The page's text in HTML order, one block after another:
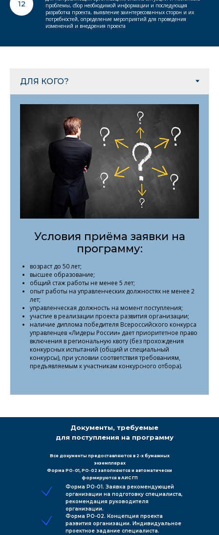
12
проблемы, сбор необходимой информации и последующая
разработка проекта, выявление заинтересованных сторон и их
потребностей, определение мероприятий для проведения
изменений и внедрения проекта
Условия приёма заявки на
программу:
возраст до 50 лет;
высшее образование;
общий стаж работы не менее 5 лет;
опыт работы на управленческих должностях не менее 2
лет;
управленческая должность на момент поступления;
участие в реализации проекта развития организации;
наличие диплома победителя Всероссийского конкурса
управленцев «Лидеры России» дает приоритетное право
включения в региональную квоту (без прохождения
конкурсных испытаний (общий и специальный
конкурсы), при условии соответствия требованиям,
предъявляемым к участникам конкурсного отбора).
Документы, требуемые
для поступления на программу
Все документы предоставляются в 2-х бумажных
экземплярах
Форма РО-01, РО-02 заполняются и автоматически
формируются в АИС ГП
Форма РО-01. Заявка рекомендующей
организации на подготовку специалиста,
рекомендация руководителя
организации.
Форма РО-02. Концепция проекта
развития организации. Индивидуальное
проектное задание специалиста.